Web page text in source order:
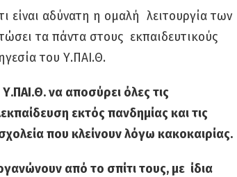
είναι αδύνατη η ομαλή λειτουργία των
τα πάντα στους εκπαιδευτικούς
του Υ.ΠΑΙ.Θ.
να αποσύρει όλες τις
εκτός πανδημίας και τις
που κλείνουν λόγω κακοκαιρίας.
από το σπίτι τους, με ίδια